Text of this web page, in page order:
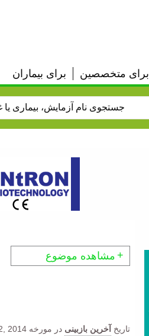
User
Top
Links
برای بیماران برای متخصصین
مشاهده موضوع
تاریخآخرین بازبینی در مورخه2014.